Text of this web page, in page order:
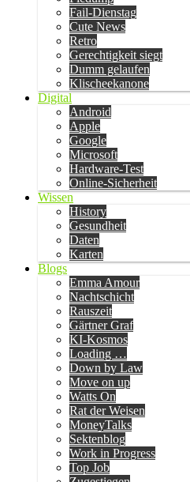
Fail-Dienstag
Cute News
Retro
Gerechtigkeit siegt
Dumm gelaufen
Klischeekanone
Digital
Android
Apple
Google
Microsoft
Hardware-Test
Online-Sicherheit
Wissen
History
Gesundheit
Daten
Karten
Blogs
Emma Amour
Nachtschicht
Rauszeit
Gärtner Graf
KI-Kosmos
Loading …
Down by Law
Move on up
Watts On
Rat der Weisen
MoneyTalks
Sektenblog
Work in Progress
Top Job